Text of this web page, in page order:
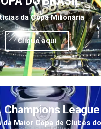
da Copa Milionária
Clique aqui
Champions League
da Maior Copa de Clubes do